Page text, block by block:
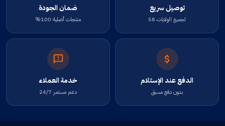
توصيل سريع
لجميع الولايات 58
ضمان الجودة
منتجات أصلية 100%
الدفع عند الإستلام
بدون دفع مسبق
خدمة العملاء
دعم مستمر 24/7